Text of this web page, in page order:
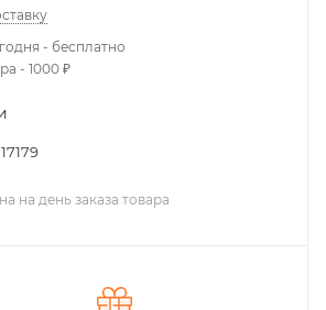
- бесплатно
- 1000 ₽
на день заказа товара